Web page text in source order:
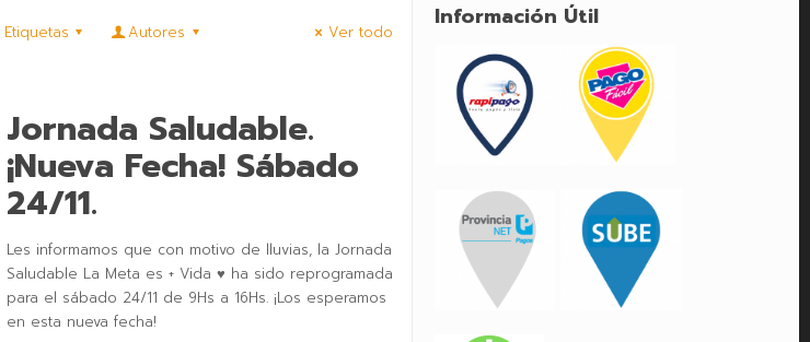
Etiquetas Autores Ver todo
Jornada Saludable.
¡Nueva Fecha! Sábado
24/11.
Les informamos que con motivo de lluvias, la Jornada
Saludable La Meta es + Vida ♥ ha sido reprogramada
para el sábado 24/11 de 9Hs a 16Hs. ¡Los esperamos
en esta nueva fecha!
Información Útil